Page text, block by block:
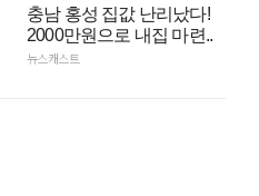
충남 홍성 집값 난리났다!
2000만원으로 내집 마련..
뉴스캐스트